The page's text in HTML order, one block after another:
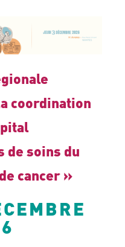
coordination
de soins du
cancer »